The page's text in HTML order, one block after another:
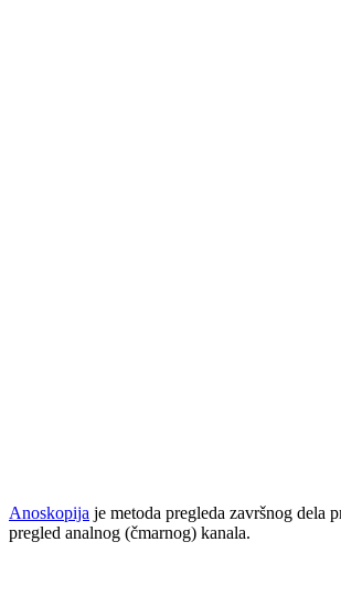
Anoskopija je metoda pregleda završnog dela
pregled analnog (čmarnog) kanala.